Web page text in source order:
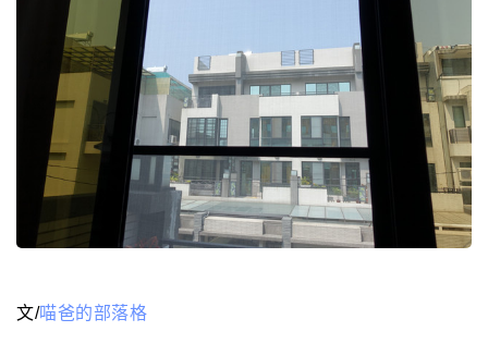
文/喵爸的部落格